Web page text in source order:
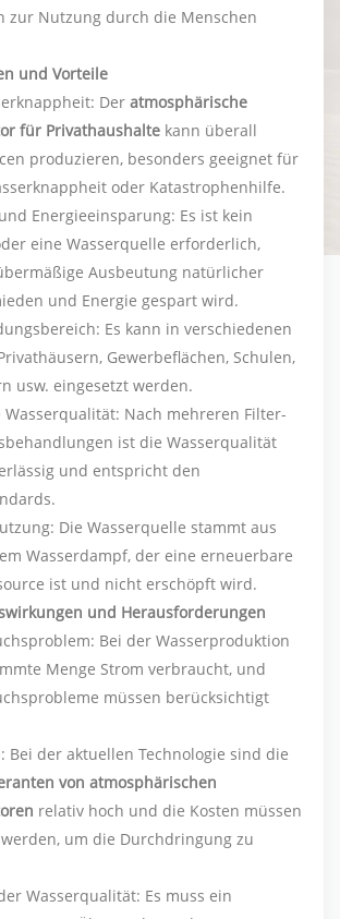
zur Nutzung durch die Menschen
und Vorteile
Der atmosphärische
für Privathaushalte kann überall
produzieren, besonders geeignet für
oder Katastrophenhilfe.
Energieeinsparung: Es ist kein
eine Wasserquelle erforderlich,
Ausbeutung natürlicher
und Energie gespart wird.
Es kann in verschiedenen
Gewerbeflächen, Schulen,
usw. eingesetzt werden.
Nach mehreren Filter-
ist die Wasserqualität
und entspricht den
Die Wasserquelle stammt aus
Wasserdampf, der eine erneuerbare
ist und nicht erschöpft wird.
und Herausforderungen
Bei der Wasserproduktion
Menge Strom verbraucht, und
müssen berücksichtigt
Bei der aktuellen Technologie sind die
von atmosphärischen
relativ hoch und die Kosten müssen
um die Durchdringung zu
Wasserqualität: Es muss ein